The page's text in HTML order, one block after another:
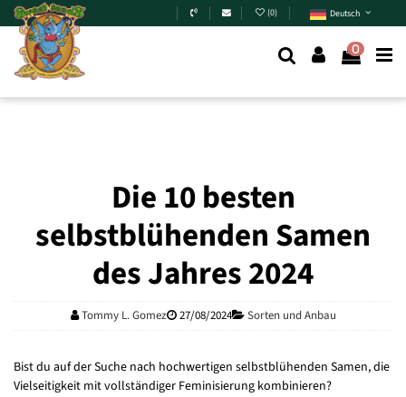
Zum Hauptinhalt springen (0) Deutsch
0
Die 10 besten
selbstblühenden Samen
des Jahres 2024
Tommy L. Gomez 27/08/2024 Sorten und Anbau
Bist du auf der Suche nach hochwertigen selbstblühenden Samen, die
Vielseitigkeit mit vollständiger Feminisierung kombinieren?